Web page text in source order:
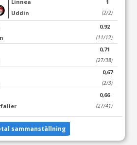
Linnea
Uddin
1
(2/2)
0,92
(11/12)
0,71
(27/38)
0,67
(2/3)
0,66
(27/41)
sammanställning